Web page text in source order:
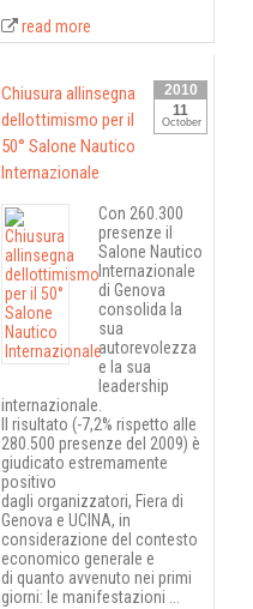
read more
2010
11
October
Chiusura allinsegna
dellottimismo per il
50° Salone Nautico
Internazionale
Con 260.300
presenze il
Salone Nautico
Internazionale
di Genova
consolida la
sua
autorevolezza
e la sua
leadership
internazionale.
Il risultato (-7,2% rispetto alle
280.500 presenze del 2009) è
giudicato estremamente
positivo
dagli organizzatori, Fiera di
Genova e UCINA, in
considerazione del contesto
economico generale e
di quanto avvenuto nei primi
giorni: le manifestazioni ...